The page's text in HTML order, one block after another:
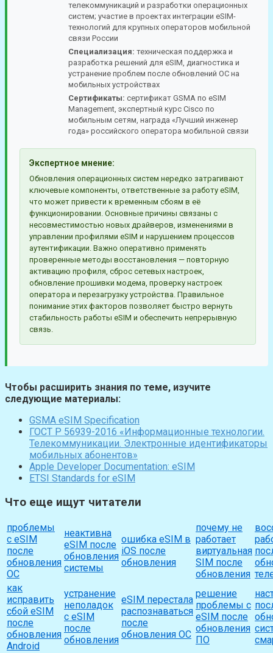
телекоммуникаций и разработки операционных
систем; участие в проектах интеграции eSIM-
технологий для крупных операторов мобильной
связи России
Специализация: техническая поддержка и
разработка решений для eSIM, диагностика и
устранение проблем после обновлений ОС на
мобильных устройствах
Сертификаты: сертификат GSMA по eSIM
Management, экспертный курс Cisco по
мобильным сетям, награда «Лучший инженер
года» российского оператора мобильной связи
Экспертное мнение:
Обновления операционных систем нередко затрагивают
ключевые компоненты, ответственные за работу eSIM,
что может привести к временным сбоям в её
функционировании. Основные причины связаны с
несовместимостью новых драйверов, изменениями в
управлении профилями eSIM и нарушением процессов
аутентификации. Важно оперативно применять
проверенные методы восстановления — повторную
активацию профиля, сброс сетевых настроек,
обновление прошивки модема, проверку настроек
оператора и перезагрузку устройства. Правильное
понимание этих факторов позволяет быстро вернуть
стабильность работы eSIM и обеспечить непрерывную
связь.
Чтобы расширить знания по теме, изучите
следующие материалы:
GSMA eSIM Specification
ГОСТ Р 56939-2016 «Информационные технологии.
Телекоммуникации. Электронные идентификаторы
мобильных абонентов»
Apple Developer Documentation: eSIM
ETSI Standards for eSIM
Что еще ищут читатели
проблемы
с eSIM
после
обновления
ОС
неактивна
eSIM после
обновления
системы
ошибка eSIM в
iOS после
обновления
почему не
работает
виртуальная
SIM после
обновления
как
исправить
сбой eSIM
после
обновления
Android
устранение
неполадок
с eSIM
после
обновления
eSIM перестала
распознаваться
после
обновления ОС
решение
проблемы с
eSIM после
обновления
ПО